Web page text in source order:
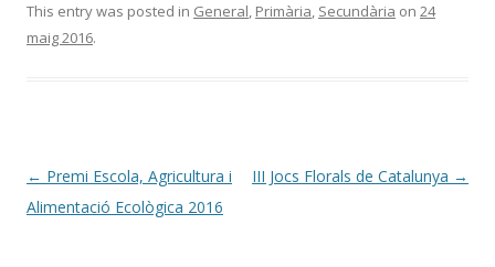
e
b
k
itt m
ix
This entry was posted in General, Primària, Secundària on 24
maig 2016.
Post
navigation
← Premi Escola, Agricultura i
Alimentació Ecològica 2016
III Jocs Florals de Catalunya →